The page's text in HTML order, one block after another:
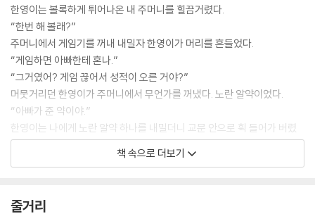
한영이는 볼록하게 튀어나온 내 주머니를 힐끔거렸다.
“한번 해 볼래?”
주머니에서 게임기를 꺼내 내밀자 한영이가 머리를 흔들었다.
“게임하면 아빠한테 혼나.”
“그거였어? 게임 끊어서 성적이 오른 거야?”
머뭇거리던 한영이가 주머니에서 무언가를 꺼냈다. 노란 알약이었다.
“아빠가 준 약이야.”
한영이는 나에게 노란 알약 하나를 내밀더니 교문 안으로 휙 들어가 버렸
다.
어왔다. 선생님의 말도 귀에 쏙쏙 들어왔다. 영어 단어 스무 개를 10분 만에
책 속으로 더보기
줄거리